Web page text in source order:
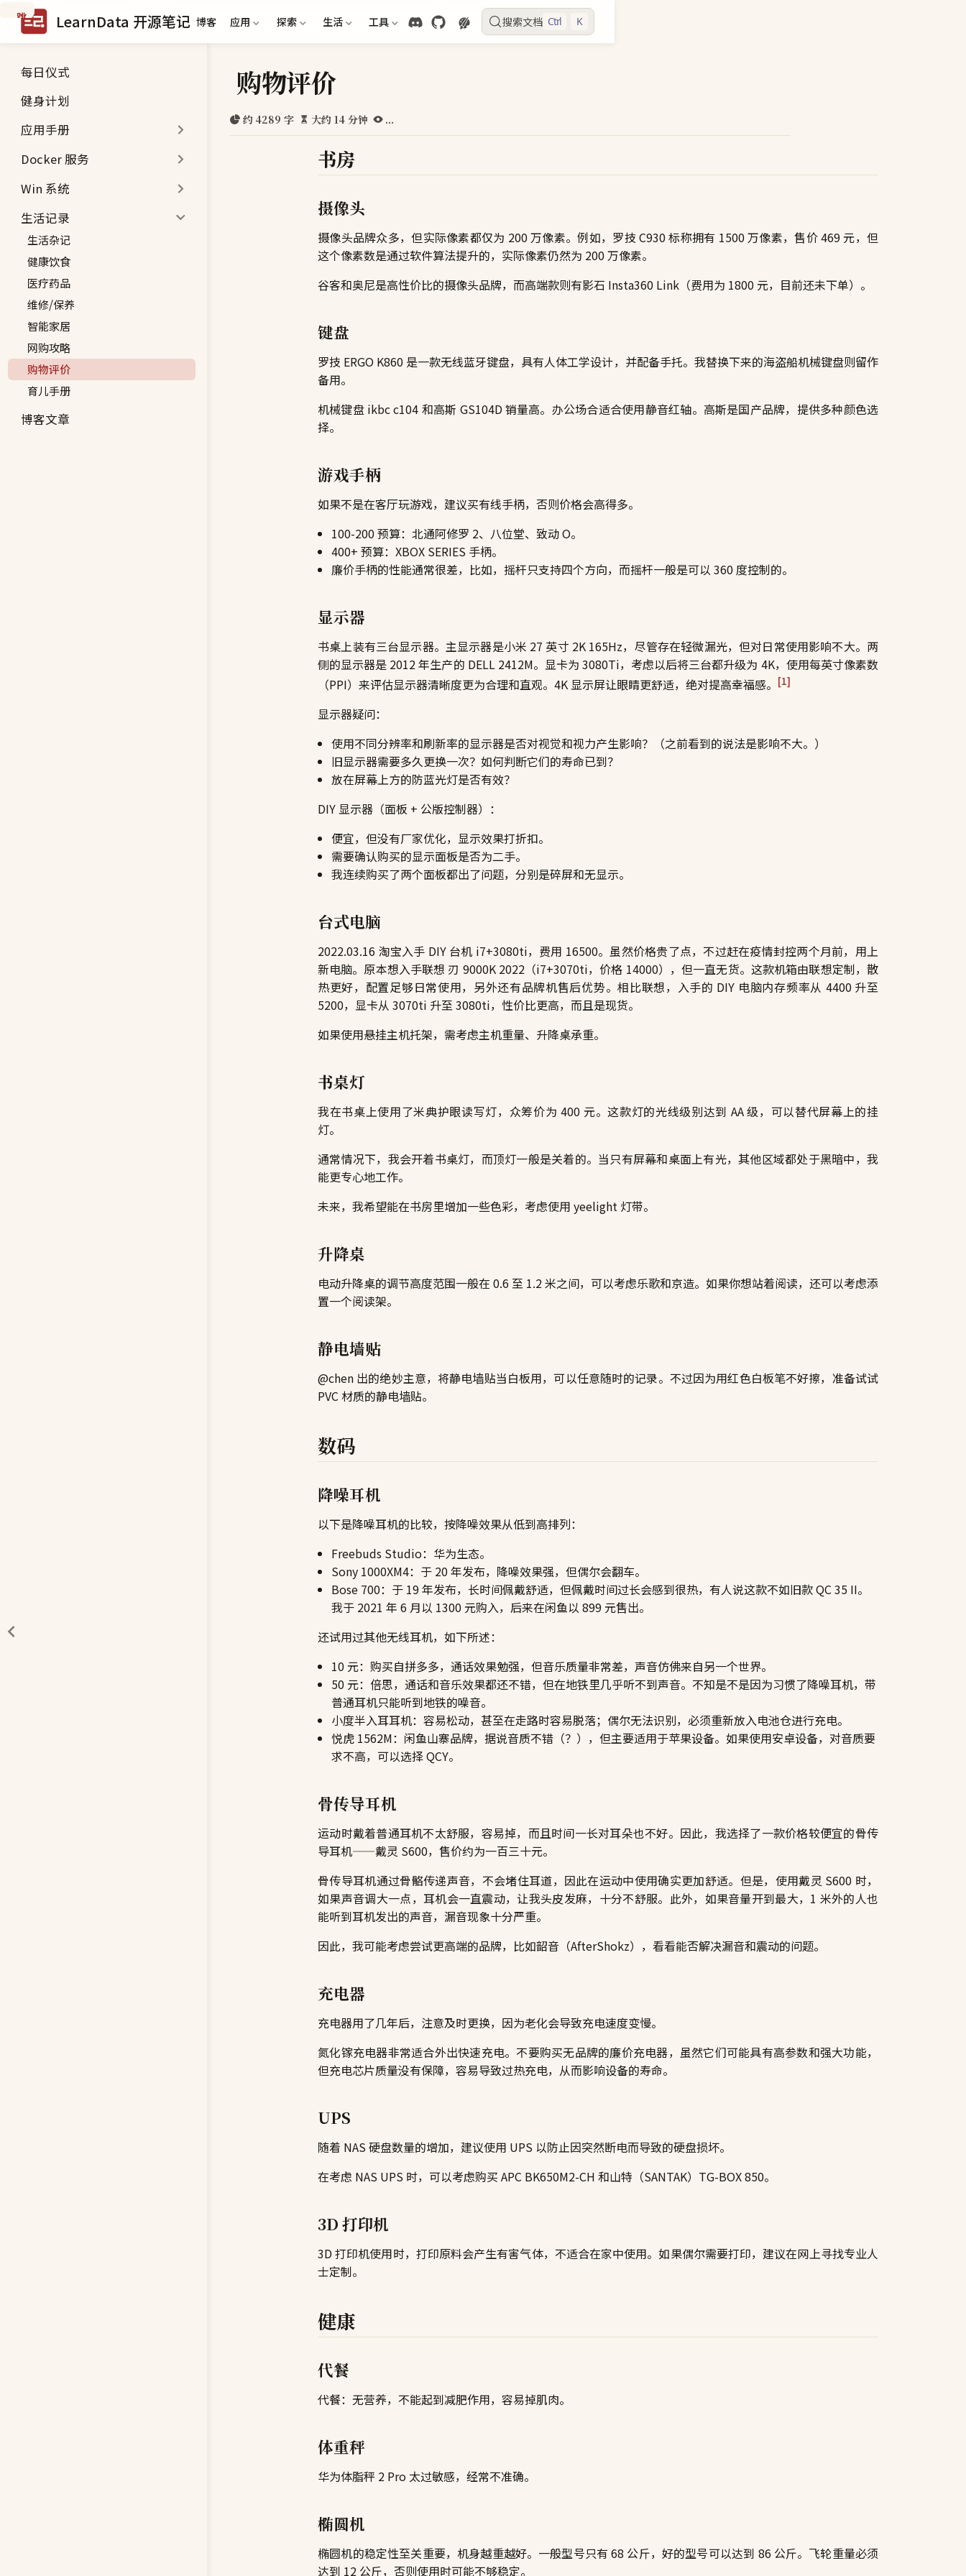
跳
到
主
内
容
LearnData 开源笔记 博客 应用 探索 生活 工具 搜索文档 Ctrl K
每日仪式
健身计划
应用手册
Docker 服务
Win 系统
生活记录
生活杂记
健康饮食
医疗药品
维修/保养
智能家居
网购攻略
购物评价
育儿手册
博客文章
购物评价
约 4289 字 大约 14 分钟 ...
书房
摄像头
摄像头品牌众多，但实际像素都仅为 200 万像素。例如，罗技 C930 标称拥有 1500 万像素，售价 469 元，但
这个像素数是通过软件算法提升的，实际像素仍然为 200 万像素。
谷客和奥尼是高性价比的摄像头品牌，而高端款则有影石 Insta360 Link（费用为 1800 元，目前还未下单）。
键盘
罗技 ERGO K860 是一款无线蓝牙键盘，具有人体工学设计，并配备手托。我替换下来的海盗船机械键盘则留作
备用。
机械键盘 ikbc c104 和高斯 GS104D 销量高。办公场合适合使用静音红轴。高斯是国产品牌，提供多种颜色选
择。
游戏手柄
如果不是在客厅玩游戏，建议买有线手柄，否则价格会高得多。
100-200 预算：北通阿修罗 2、八位堂、致动 O。
400+ 预算：XBOX SERIES 手柄。
廉价手柄的性能通常很差，比如，摇杆只支持四个方向，而摇杆一般是可以 360 度控制的。
显示器
书桌上装有三台显示器。主显示器是小米 27 英寸 2K 165Hz，尽管存在轻微漏光，但对日常使用影响不大。两
侧的显示器是 2012 年生产的 DELL 2412M。显卡为 3080Ti，考虑以后将三台都升级为 4K，使用每英寸像素数
（PPI）来评估显示器清晰度更为合理和直观。4K 显示屏让眼睛更舒适，绝对提高幸福感。 [1]
显示器疑问：
使用不同分辨率和刷新率的显示器是否对视觉和视力产生影响？（之前看到的说法是影响不大。）
旧显示器需要多久更换一次？如何判断它们的寿命已到？
放在屏幕上方的防蓝光灯是否有效？
DIY 显示器（面板 + 公版控制器）：
便宜，但没有厂家优化，显示效果打折扣。
需要确认购买的显示面板是否为二手。
我连续购买了两个面板都出了问题，分别是碎屏和无显示。
台式电脑
2022.03.16 淘宝入手 DIY 台机 i7+3080ti，费用 16500。虽然价格贵了点，不过赶在疫情封控两个月前，用上
新电脑。原本想入手联想 刃 9000K 2022（i7+3070ti，价格 14000），但一直无货。这款机箱由联想定制，散
热更好，配置足够日常使用，另外还有品牌机售后优势。相比联想，入手的 DIY 电脑内存频率从 4400 升至
5200，显卡从 3070ti 升至 3080ti，性价比更高，而且是现货。
如果使用悬挂主机托架，需考虑主机重量、升降桌承重。
书桌灯
我在书桌上使用了米典护眼读写灯，众筹价为 400 元。这款灯的光线级别达到 AA 级，可以替代屏幕上的挂
灯。
通常情况下，我会开着书桌灯，而顶灯一般是关着的。当只有屏幕和桌面上有光，其他区域都处于黑暗中，我
能更专心地工作。
未来，我希望能在书房里增加一些色彩，考虑使用 yeelight 灯带。
升降桌
电动升降桌的调节高度范围一般在 0.6 至 1.2 米之间，可以考虑乐歌和京造。如果你想站着阅读，还可以考虑添
置一个阅读架。
静电墙贴
@chen 出的绝妙主意，将静电墙贴当白板用，可以任意随时的记录。不过因为用红色白板笔不好擦，准备试试
PVC 材质的静电墙贴。
数码
降噪耳机
以下是降噪耳机的比较，按降噪效果从低到高排列：
Freebuds Studio：华为生态。
Sony 1000XM4：于 20 年发布，降噪效果强，但偶尔会翻车。
Bose 700：于 19 年发布，长时间佩戴舒适，但佩戴时间过长会感到很热，有人说这款不如旧款 QC 35 II。
我于 2021 年 6 月以 1300 元购入，后来在闲鱼以 899 元售出。
还试用过其他无线耳机，如下所述：
10 元：购买自拼多多，通话效果勉强，但音乐质量非常差，声音仿佛来自另一个世界。
50 元：倍思，通话和音乐效果都还不错，但在地铁里几乎听不到声音。不知是不是因为习惯了降噪耳机，带
普通耳机只能听到地铁的噪音。
小度半入耳耳机：容易松动，甚至在走路时容易脱落；偶尔无法识别，必须重新放入电池仓进行充电。
悦虎 1562M：闲鱼山寨品牌，据说音质不错（？），但主要适用于苹果设备。如果使用安卓设备，对音质要
求不高，可以选择 QCY。
骨传导耳机
运动时戴着普通耳机不太舒服，容易掉，而且时间一长对耳朵也不好。因此，我选择了一款价格较便宜的骨传
导耳机——戴灵 S600，售价约为一百三十元。
骨传导耳机通过骨骼传递声音，不会堵住耳道，因此在运动中使用确实更加舒适。但是，使用戴灵 S600 时，
如果声音调大一点，耳机会一直震动，让我头皮发麻，十分不舒服。此外，如果音量开到最大，1 米外的人也
能听到耳机发出的声音，漏音现象十分严重。
因此，我可能考虑尝试更高端的品牌，比如韶音（AfterShokz），看看能否解决漏音和震动的问题。
充电器
充电器用了几年后，注意及时更换，因为老化会导致充电速度变慢。
氮化镓充电器非常适合外出快速充电。不要购买无品牌的廉价充电器，虽然它们可能具有高参数和强大功能，
但充电芯片质量没有保障，容易导致过热充电，从而影响设备的寿命。
UPS
随着 NAS 硬盘数量的增加，建议使用 UPS 以防止因突然断电而导致的硬盘损坏。
在考虑 NAS UPS 时，可以考虑购买 APC BK650M2-CH 和山特（SANTAK）TG-BOX 850。
3D 打印机
3D 打印机使用时，打印原料会产生有害气体，不适合在家中使用。如果偶尔需要打印，建议在网上寻找专业人
士定制。
健康
代餐
代餐：无营养，不能起到减肥作用，容易掉肌肉。
体重秤
华为体脂秤 2 Pro 太过敏感，经常不准确。
椭圆机
椭圆机的稳定性至关重要，机身越重越好。一般型号只有 68 公斤，好的型号可以达到 86 公斤。飞轮重量必须
达到 12 公斤，否则使用时可能不够稳定。